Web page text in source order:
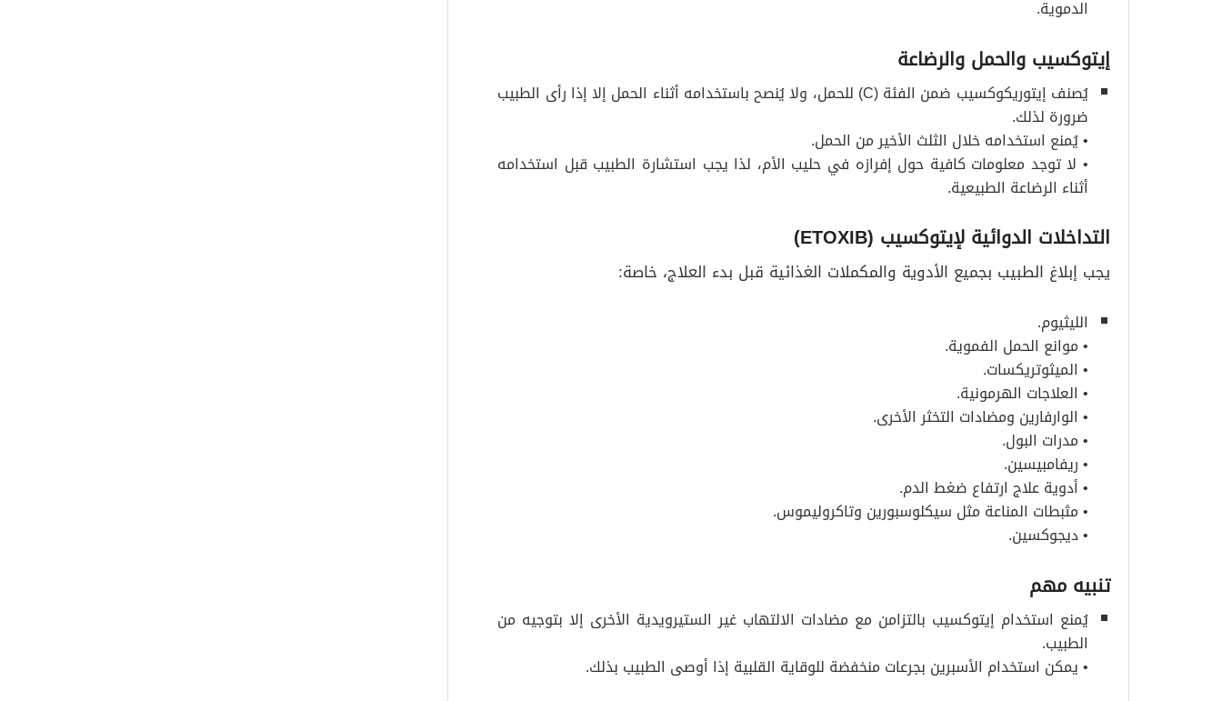
الدموية.
إيتوكسيب والحمل والرضاعة
يُصنف إيتوريكوكسيب ضمن الفئة (C) للحمل، ولا يُنصح باستخدامه أثناء الحمل إلا إذا رأى الطبيب
ضرورة لذلك.
• يُمنع استخدامه خلال الثلث الأخير من الحمل.
• لا توجد معلومات كافية حول إفرازه في حليب الأم، لذا يجب استشارة الطبيب قبل استخدامه
أثناء الرضاعة الطبيعية.
التداخلات الدوائية لإيتوكسيب (ETOXIB)
يجب إبلاغ الطبيب بجميع الأدوية والمكملات الغذائية قبل بدء العلاج، خاصة:
الليثيوم.
• موانع الحمل الفموية.
• الميثوتريكسات.
• العلاجات الهرمونية.
• الوارفارين ومضادات التخثر الأخرى.
• مدرات البول.
• ريفامبيسين.
• أدوية علاج ارتفاع ضغط الدم.
• مثبطات المناعة مثل سيكلوسبورين وتاكروليموس.
• ديجوكسين.
تنبيه مهم
يُمنع استخدام إيتوكسيب بالتزامن مع مضادات الالتهاب غير الستيرويدية الأخرى إلا بتوجيه من
الطبيب.
• يمكن استخدام الأسبرين بجرعات منخفضة للوقاية القلبية إذا أوصى الطبيب بذلك.